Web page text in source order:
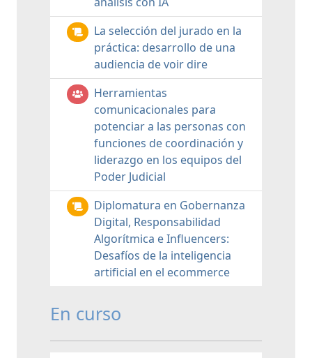
La selección del jurado en la
práctica: desarrollo de una
audiencia de voir dire
Herramientas
comunicacionales para
potenciar a las personas con
funciones de coordinación y
liderazgo en los equipos del
Poder Judicial
Diplomatura en Gobernanza
Digital, Responsabilidad
Algorítmica e Influencers:
Desafíos de la inteligencia
artificial en el ecommerce
En curso